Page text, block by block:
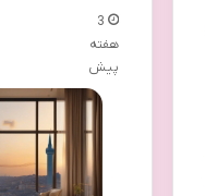
3
هفته
پیش